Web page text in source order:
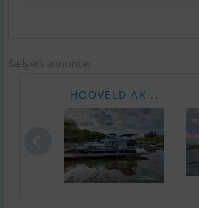
Sælgers annoncer
HOOVELD AK ..